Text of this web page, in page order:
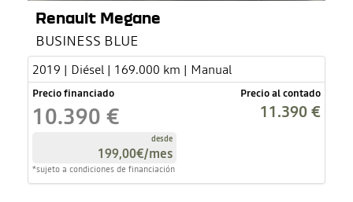
Renault Megane
BUSINESS BLUE
2019 | Diésel | 169.000 km | Manual
Precio financiado
10.390 €
desde
199,00€/mes
*sujeto a condiciones de financiación
Precio al contado
11.390 €